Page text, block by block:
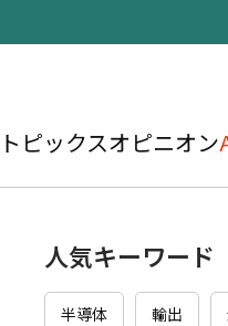
トピックスオピニオン
人気キーワード
半導体 輸出